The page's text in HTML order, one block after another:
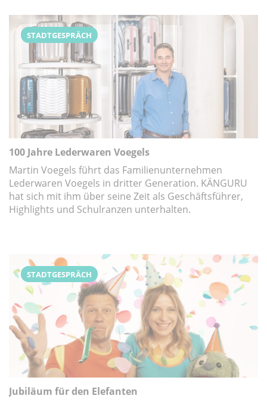
STADTGESPRÄCH
100 Jahre Lederwaren Voegels
Martin Voegels führt das Familienunternehmen
Lederwaren Voegels in dritter Generation. KÄNGURU
hat sich mit ihm über seine Zeit als Geschäftsführer,
Highlights und Schulranzen unterhalten.
STADTGESPRÄCH
Jubiläum für den Elefanten